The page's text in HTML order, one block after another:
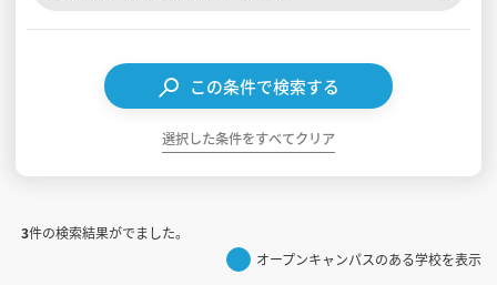
この条件で検索する
選択した条件をすべてクリア
3件の検索結果がでました。
オープンキャンパスのある学校を表示